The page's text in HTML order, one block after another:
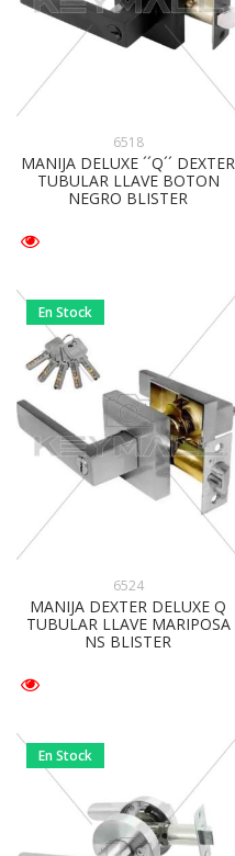
6518
MANIJA DELUXE ´´Q´´ DEXTER
TUBULAR LLAVE BOTON
NEGRO BLISTER
En Stock
6524
MANIJA DEXTER DELUXE Q
TUBULAR LLAVE MARIPOSA
NS BLISTER
En Stock